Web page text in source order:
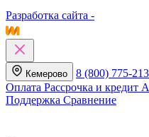
Разработка сайта -
Кемерово 8 (800) 775-
Оплата Рассрочка и кредит
Поддержка Сравнение